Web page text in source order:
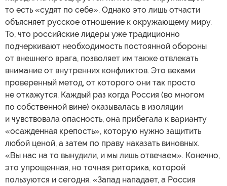
то есть «судят по себе». Однако это лишь отчасти
объясняет русское отношение к окружающему миру.
То, что российские лидеры уже традиционно
подчеркивают необходимость постоянной обороны
от внешнего врага, позволяет им также отвлекать
внимание от внутренних конфликтов. Это веками
проверенный метод, от которого они так просто
не откажутся. Каждый раз когда Россия (во многом
по собственной вине) оказывалась в изоляции
и чувствовала опасность, она прибегала к варианту
«осажденная крепость», которую нужно защитить
любой ценой, а затем по праву наказать виновных.
«Вы нас на то вынудили, и мы лишь отвечаем». Конечно,
это упрощенная, но точная риторика, которой
пользуются и сегодня. «Запад нападает, а Россия